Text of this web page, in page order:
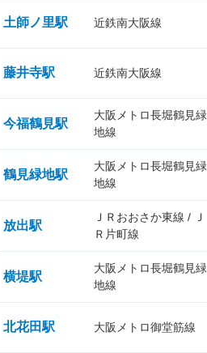
土師ノ里駅 近鉄南大阪線
藤井寺駅 近鉄南大阪線
今福鶴見駅
大阪メトロ長堀鶴見緑
地線
鶴見緑地駅
大阪メトロ長堀鶴見緑
地線
放出駅
ＪＲおおさか東線 / Ｊ
Ｒ片町線
横堤駅
大阪メトロ長堀鶴見緑
地線
北花田駅 大阪メトロ御堂筋線